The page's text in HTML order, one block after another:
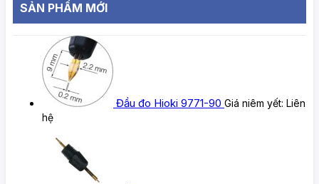
SẢN PHẨM MỚI
Đầu đo Hioki 9771-90 Giá niêm yết: Liên
hệ